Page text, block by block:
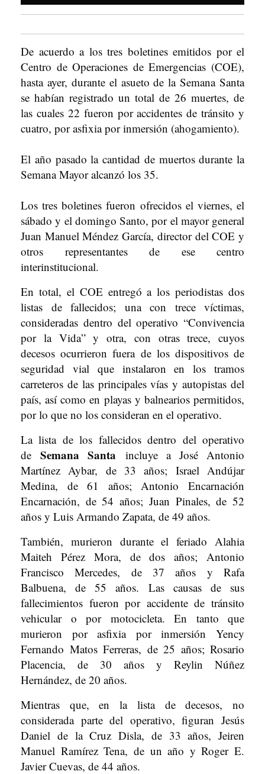
10,
De acuerdo a los tres boletines emitidos por el
Centro de Operaciones de Emergencias (COE),
hasta ayer, durante el asueto de la Semana Santa
se habían registrado un total de 26 muertes, de
las cuales 22 fueron por accidentes de tránsito y
cuatro, por asfixia por inmersión (ahogamiento).
El año pasado la cantidad de muertos durante la
Semana Mayor alcanzó los 35.
Los tres boletines fueron ofrecidos el viernes, el
sábado y el domingo Santo, por el mayor general
Juan Manuel Méndez García, director del COE y
otros representantes de ese centro
interinstitucional.
En total, el COE entregó a los periodistas dos
listas de fallecidos; una con trece víctimas,
consideradas dentro del operativo “Convivencia
por la Vida” y otra, con otras trece, cuyos
decesos ocurrieron fuera de los dispositivos de
seguridad vial que instalaron en los tramos
carreteros de las principales vías y autopistas del
país, así como en playas y balnearios permitidos,
por lo que no los consideran en el operativo.
La lista de los fallecidos dentro del operativo
deSemana Santa incluye a José Antonio
Martínez Aybar, de 33 años; Israel Andújar
Medina, de 61 años; Antonio Encarnación
Encarnación, de 54 años; Juan Pinales, de 52
años y Luis Armando Zapata, de 49 años.
También, murieron durante el feriado Alahia
Maiteh Pérez Mora, de dos años; Antonio
Francisco Mercedes, de 37 años y Rafa
Balbuena, de 55 años. Las causas de sus
fallecimientos fueron por accidente de tránsito
vehicular o por motocicleta. En tanto que
murieron por asfixia por inmersión Yency
Fernando Matos Ferreras, de 25 años; Rosario
Placencia, de 30 años y Reylin Núñez
Hernández, de 20 años.
Mientras que, en la lista de decesos, no
considerada parte del operativo, figuran Jesús
Daniel de la Cruz Disla, de 33 años, Jeiren
Manuel Ramírez Tena, de un año y Roger E.
Javier Cuevas, de 44 años.